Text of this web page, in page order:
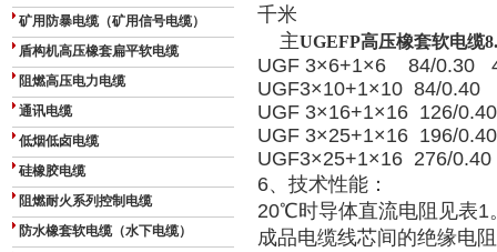
矿用防暴电缆（矿用信号电缆）
盾构机高压橡套扁平软电缆
阻燃高压电力电缆
通讯电缆
低烟低卤电缆
硅橡胶电缆
阻燃耐火系列控制电缆
防水橡套软电缆（水下电缆）
千米
主UGEFP高压橡套软电缆
UGF 3×6+1×6 84/
UGF3×10+1×10 84/
UGF 3×16+1×16
UGF 3×25+1×16
UGF3×25+1×16 276/
6、技术性能：
20℃时导体直流电阻见表1
成品电缆线芯间的绝缘电